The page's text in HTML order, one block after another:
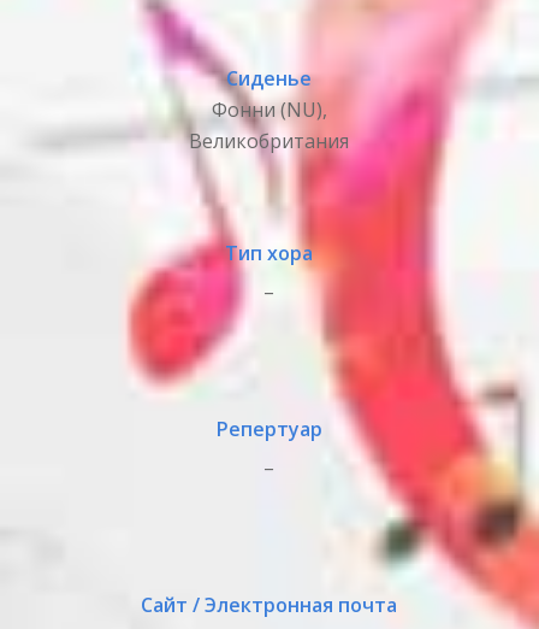
Сиденье
Фонни (NU),
Великобритания
Тип хора
Репертуар
Сайт / Электронная почта